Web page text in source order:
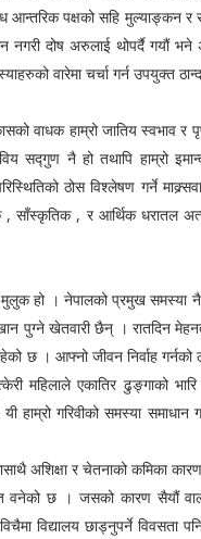
आन्तरिक पक्षको सहि मुल्याङ्कन
दोष अरुलाई थोपर्दै गयौं भने
वारेमा चर्चा गर्न उपयुक्त
स्वभाव र पृष्ठभूमि
सद्गुण नै हो तथापि हाम्रो
ठोस विश्लेषण गर्ने
, साँस्कृतिक , र आर्थिक धरातल
समस्या नै गरिवी
पुग्ने खेतवारी छैन् । रातदिन
छ । आफ्नो जीवन निर्वाह गर्नको
महिलाले एकातिर ढुङ्गाको
गरिवीको समस्या समाधान
कमिका कारण पछि
वनेको छ । जसको कारण सैयौं
विद्यालय छाड्नुपर्ने